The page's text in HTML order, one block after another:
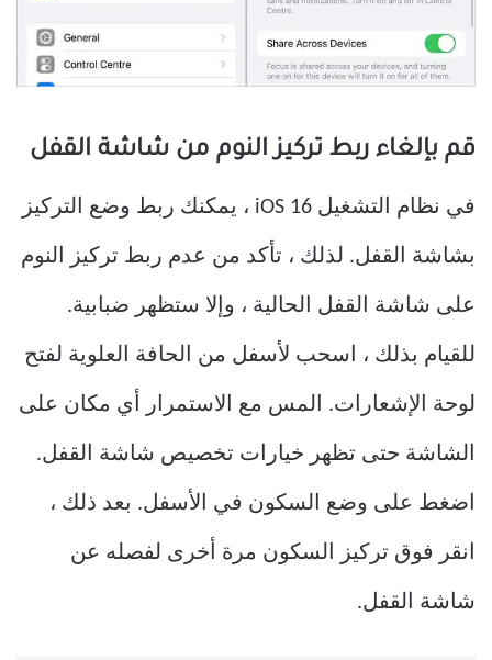
قم بإلغاء ربط تركيز النوم من شاشة القفل
في نظام التشغيل iOS 16 ، يمكنك ربط وضع التركيز
بشاشة القفل. لذلك ، تأكد من عدم ربط تركيز النوم
على شاشة القفل الحالية ، وإلا ستظهر ضبابية.
للقيام بذلك ، اسحب لأسفل من الحافة العلوية لفتح
لوحة الإشعارات. المس مع الاستمرار أي مكان على
الشاشة حتى تظهر خيارات تخصيص شاشة القفل.
اضغط على وضع السكون في الأسفل. بعد ذلك ،
انقر فوق تركيز السكون مرة أخرى لفصله عن
شاشة القفل.